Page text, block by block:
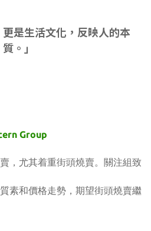
更是生活文化，反映人的本
質。」
Group
， 尤其着重街頭燒賣。 關注組致
素和價格走勢， 期望街頭燒賣繼